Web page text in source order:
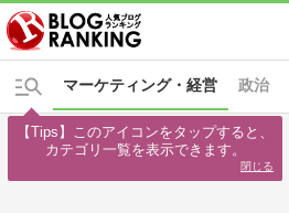
政治
マーケティング・経営
【Tips】このアイコンをタップすると、
カテゴリ一覧を表示できます。
閉じる